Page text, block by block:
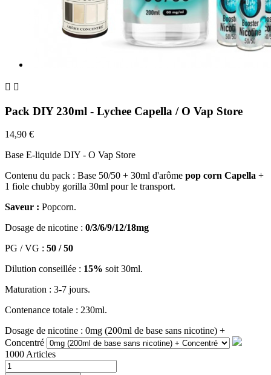
 
Pack DIY 230ml - Lychee Capella / O Vap Store
14,90 €
Base E-liquide DIY - O Vap Store
Contenu du pack : Base 50/50 + 30ml d'arôme pop corn Capella +
1 fiole chubby gorilla 30ml pour le transport.
Saveur : Popcorn.
Dosage de nicotine : 0/3/6/9/12/18mg
PG / VG : 50 / 50
Dilution conseillée : 15% soit 30ml.
Maturation : 3-7 jours.
Contenance totale : 230ml.
Dosage de nicotine : 0mg (200ml de base sans nicotine) +
Concentré
1000 Articles